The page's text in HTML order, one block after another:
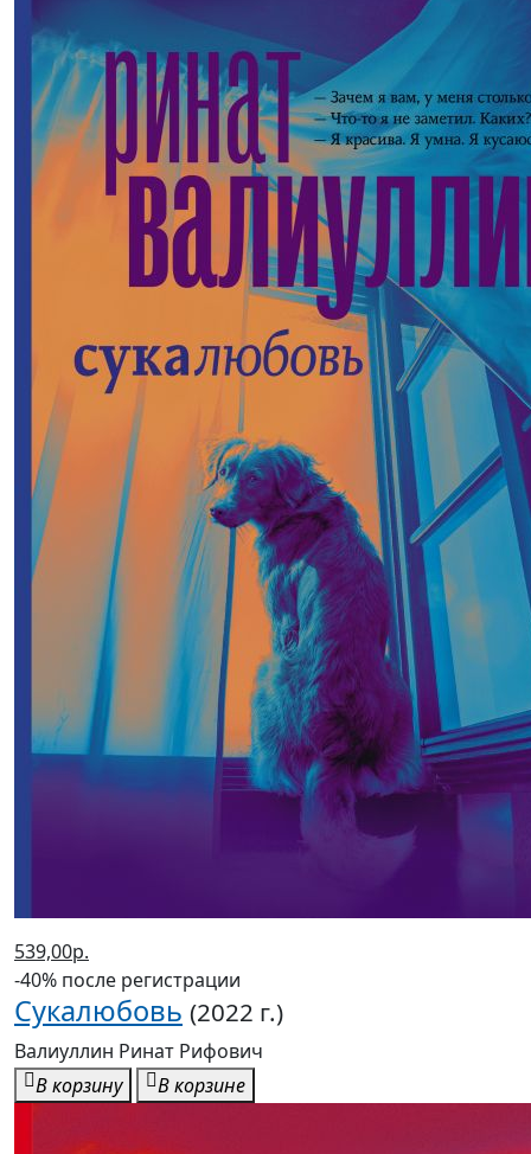
539,00р.
-40% после регистрации
Сукалюбовь (2022 г.)
Валиуллин Ринат Рифович
В корзину
В корзине